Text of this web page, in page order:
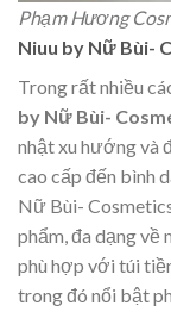
Phạm Hương
Niuu by Nữ Bùi-
Trong rất nhiều
by Nữ Bùi-
nhật xu hướng và
cao cấp đến bình
Nữ Bùi-
phẩm, đa dạng về
phù hợp với túi
trong đó nổi bật